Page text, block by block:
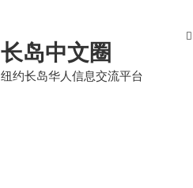
长岛中文圈
纽约长岛华人信息交流平台